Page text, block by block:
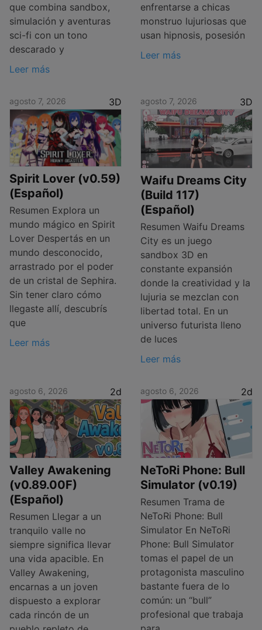
que combina sandbox,
simulación y aventuras
sci-fi con un tono
descarado y
Leer más
enfrentarse a chicas
monstruo lujuriosas que
usan hipnosis, posesión
Leer más
agosto 7, 2026 3D
Spirit Lover (v0.59)
(Español)
Resumen Explora un
mundo mágico en Spirit
Lover Despertás en un
mundo desconocido,
arrastrado por el poder
de un cristal de Sephira.
Sin tener claro cómo
llegaste allí, descubrís
que
Leer más
agosto 7, 2026 3D
Waifu Dreams City
(Build 117)
(Español)
Resumen Waifu Dreams
City es un juego
sandbox 3D en
constante expansión
donde la creatividad y la
lujuria se mezclan con
libertad total. En un
universo futurista lleno
de luces
Leer más
agosto 6, 2026 2d
Valley Awakening
(v0.89.00F)
(Español)
Resumen Llegar a un
tranquilo valle no
siempre significa llevar
una vida apacible. En
Valley Awakening,
encarnas a un joven
dispuesto a explorar
cada rincón de un
agosto 6, 2026 2d
NeToRi Phone: Bull
Simulator (v0.19)
Resumen Trama de
NeToRi Phone: Bull
Simulator En NeToRi
Phone: Bull Simulator
tomas el papel de un
protagonista masculino
bastante fuera de lo
común: un “bull”
profesional que trabaja